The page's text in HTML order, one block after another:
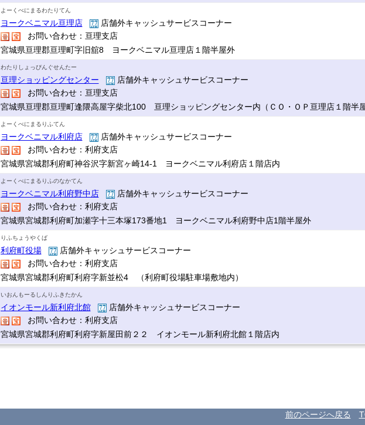
よーくべにまるわたりてん
ヨークベニマル亘理店
店舗外キャッシュサービスコーナー
お問い合わせ：亘理支店
宮城県亘理郡亘理町字旧舘8 ヨークベニマル亘理店１階半屋外
わたりしょっぴんぐせんたー
亘理ショッピングセンター
店舗外キャッシュサービスコーナー
お問い合わせ：亘理支店
宮城県亘理郡亘理町逢隈高屋字柴北100 亘理ショッピングセンター内（ＣＯ・ＯＰ亘理店１階半屋
よーくべにまるりふてん
ヨークベニマル利府店
店舗外キャッシュサービスコーナー
お問い合わせ：利府支店
宮城県宮城郡利府町神谷沢字新宮ヶ崎14-1 ヨークベニマル利府店１階店内
よーくべにまるりふのなかてん
ヨークベニマル利府野中店
店舗外キャッシュサービスコーナー
お問い合わせ：利府支店
宮城県宮城郡利府町加瀬字十三本塚173番地1 ヨークベニマル利府野中店1階半屋外
りふちょうやくば
利府町役場
店舗外キャッシュサービスコーナー
お問い合わせ：利府支店
宮城県宮城郡利府町利府字新並松4 （利府町役場駐車場敷地内）
いおんもーるしんりふきたかん
イオンモール新利府北館
店舗外キャッシュサービスコーナー
お問い合わせ：利府支店
宮城県宮城郡利府町利府字新屋田前２２ イオンモール新利府北館１階店内
前のページへ戻る